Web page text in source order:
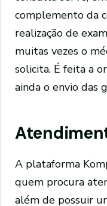
complemento da
realização de
muitas vezes o
solicita. É feita a
ainda o envio das
A plataforma
quem procura
além de possuir